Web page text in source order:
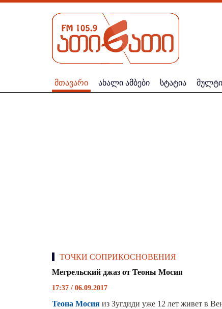
მთავარი ახალი ამბები სტატია
ТОЧКИ СОПРИКОСНОВЕНИЯ
Мегрельский джаз от Теоны Мосия
17:37 / 06.09.2017
Теона Мосия из Зугдиди уже 12 лет живет в